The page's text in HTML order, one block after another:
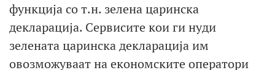
функција со т.н. зелена царинска
декларација. Сервисите кои ги нуди
зелената царинска декларација им
овозможуваат на економските оператори